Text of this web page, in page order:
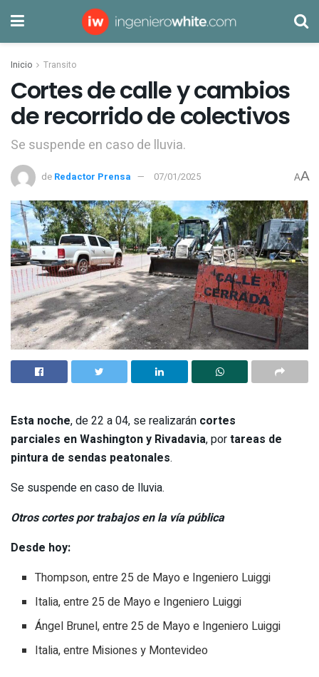
Inicio Transito
Cortes de calle y cambios
de recorrido de colectivos
Se suspende en caso de lluvia.
de Redactor Prensa 07/01/2025 AA
Esta noche, de 22 a 04, se realizarán cortes
parciales en Washington y Rivadavia, portareas de
pintura de sendas peatonales.
Se suspende en caso de lluvia.
Otros cortes por trabajos en la vía pública
Desde hoy:
Thompson, entre 25 de Mayo e Ingeniero Luiggi
Italia, entre 25 de Mayo e Ingeniero Luiggi
Ángel Brunel, entre 25 de Mayo e Ingeniero Luiggi
Italia, entre Misiones y Montevideo